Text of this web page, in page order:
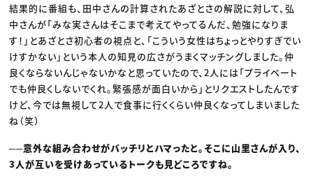
結果的に番組も、田中さんの計算されたあざとさの解説に対して、弘
中さんが「みな実さんはそこまで考えてやってるんだ、勉強になりま
す！」とあざとさ初心者の視点と、「こういう女性はちょっとやりすぎでい
けすかない」という本人の知見の広さがうまくマッチングしました。仲
良くならないんじゃないかなと思っていたので、2人には「プライベート
でも仲良くしないでくれ。緊張感が面白いから」とリクエストしたんです
けど、今では無視して2人で食事に行くくらい仲良くなってしまいました
ね（笑）
──意外な組み合わせがバッチリとハマったと。そこに山里さんが入り、
3人が互いを受けあっているトークも見どころですね。